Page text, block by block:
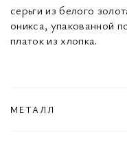
серьги из белого
оникса, упакованной
платок из хлопка.
МЕТАЛЛ